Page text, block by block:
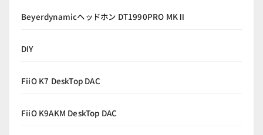
Beyerdynamicヘッドホン DT1990PRO MKⅡ
DIY
FiiO K7 DeskTop DAC
FiiO K9AKM DeskTop DAC